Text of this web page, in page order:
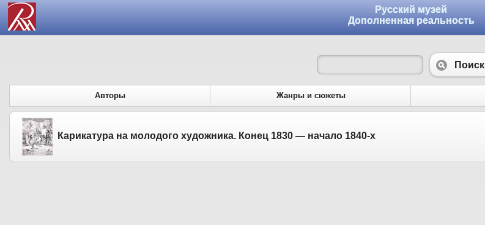
Русский музей
Дополненная реальность
Поиск
Авторы Жанры и сюжеты
Карикатура на молодого художника. Конец 1830 — начало 1840-х